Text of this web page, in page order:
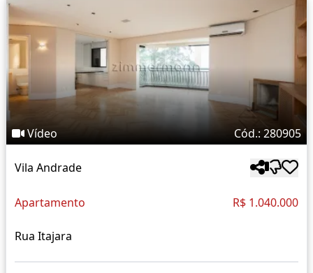
Vídeo Cód.: 280905
Vila Andrade
Apartamento R$ 1.040.000
Rua Itajara